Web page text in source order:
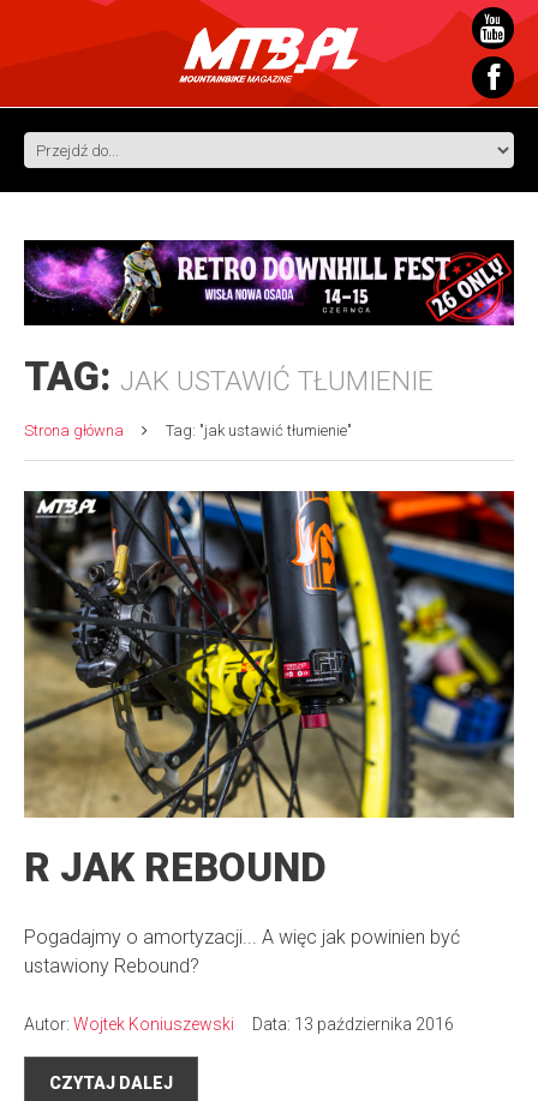
TAG: JAK USTAWIĆ TŁUMIENIE
Strona główna Tag: "jak ustawić tłumienie"
R JAK REBOUND
Pogadajmy o amortyzacji... A więc jak powinien być
ustawiony Rebound?
Autor: Wojtek Koniuszewski Data: 13 października 2016
CZYTAJ DALEJ